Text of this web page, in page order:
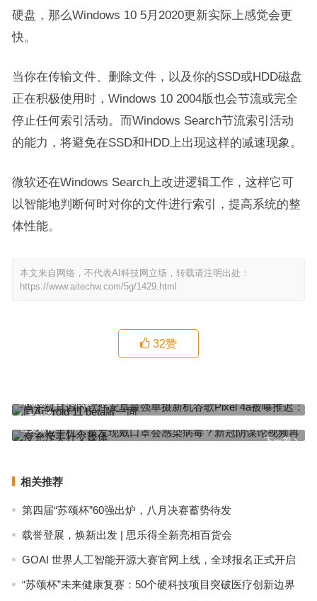
硬盘，那么Windows 10 5月2020更新实际上感觉会更
快。
当你在传输文件、删除文件，以及你的SSD或HDD磁盘
正在积极使用时，Windows 10 2004版也会节流或完全
停止任何索引活动。而Windows Search节流索引活动
的能力，将避免在SSD和HDD上出现这样的减速现象。
微软还在Windows Search上改进逻辑工作，这样它可
以智能地判断何时对你的文件进行索引，提高系统的整
体性能。
本文来自网络，不代表AI科技网立场，转载请注明出处：
https://www.aitechw.com/5g/1429.html
32赞
上一篇
Android 11 beta版一同
下一篇
怎么藏手机不被发现戴口罩会感染病毒？新冠阴谋论视频再度充斥美
社交媒体
相关推荐
第四届“苏颂杯”60强出炉，八月决赛蓄势待发
载誉登展，焕新出发 | 思乐得全新亮相百货会
GOAI 世界人工智能开源大赛官网上线，全球报名正式开启
“苏颂杯”未来健康复赛：50个硬科技项目突破医疗创新边界